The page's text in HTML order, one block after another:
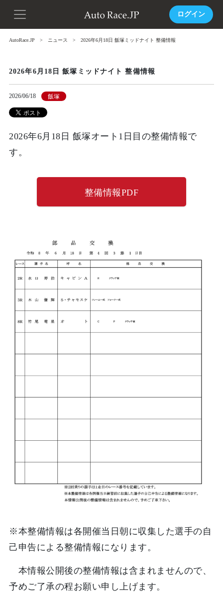
ログイン
AutoRace.JP ニュース 2026年6月18日 飯塚ミッドナイト 整備情報
2026年6月18日 飯塚ミッドナイト 整備情報
2026/06/18 飯塚
2026年6月18日 飯塚オート1日目の整備情報で
す。
整備情報PDF
※本整備情報は各開催当日朝に収集した選手の自
己申告による整備情報になります。
本情報公開後の整備情報は含まれませんので、
予めご了承の程お願い申し上げます。